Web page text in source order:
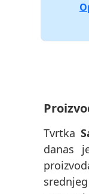
Tvrtka
danas